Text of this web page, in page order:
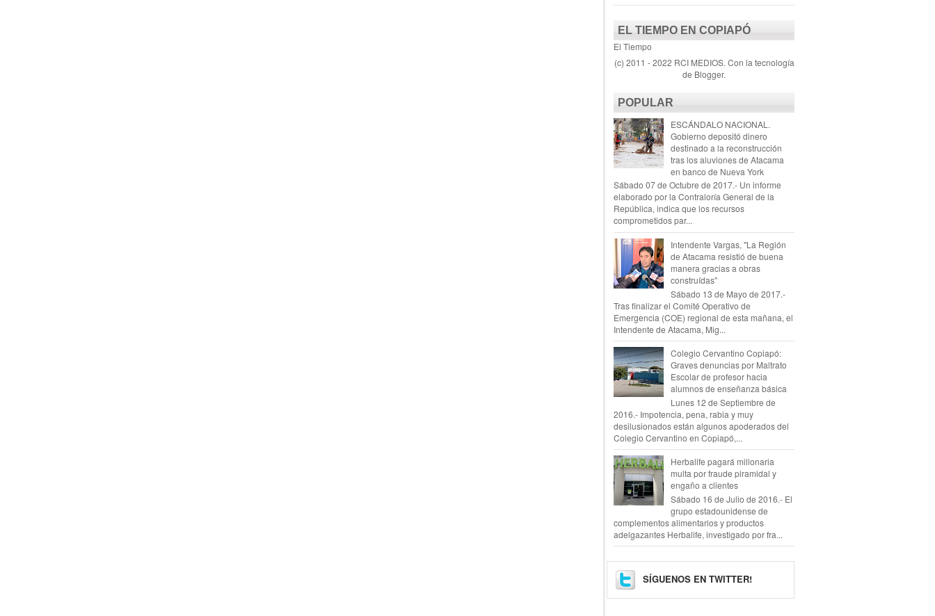
EL TIEMPO EN COPIAPÓ
El Tiempo
(c) 2011 - 2022 RCI MEDIOS. Con la tecnología
de Blogger.
POPULAR
ESCÁNDALO NACIONAL.
Gobierno depositó dinero
destinado a la reconstrucción
tras los aluviones de Atacama
en banco de Nueva York
Sábado 07 de Octubre de 2017.- Un informe
elaborado por la Contraloría General de la
República, indica que los recursos
comprometidos par...
Intendente Vargas, "La Región
de Atacama resistió de buena
manera gracias a obras
construídas"
Sábado 13 de Mayo de 2017.-
Tras finalizar el Comité Operativo de
Emergencia (COE) regional de esta mañana, el
Intendente de Atacama, Mig...
Colegio Cervantino Copiapó:
Graves denuncias por Maltrato
Escolar de profesor hacia
alumnos de enseñanza básica
Lunes 12 de Septiembre de
2016.- Impotencia, pena, rabia y muy
desilusionados están algunos apoderados del
Colegio Cervantino en Copiapó,...
Herbalife pagará millonaria
multa por fraude piramidal y
engaño a clientes
Sábado 16 de Julio de 2016.- El
grupo estadounidense de
complementos alimentarios y productos
adelgazantes Herbalife, investigado por fra...
SÍGUENOS EN TWITTER!